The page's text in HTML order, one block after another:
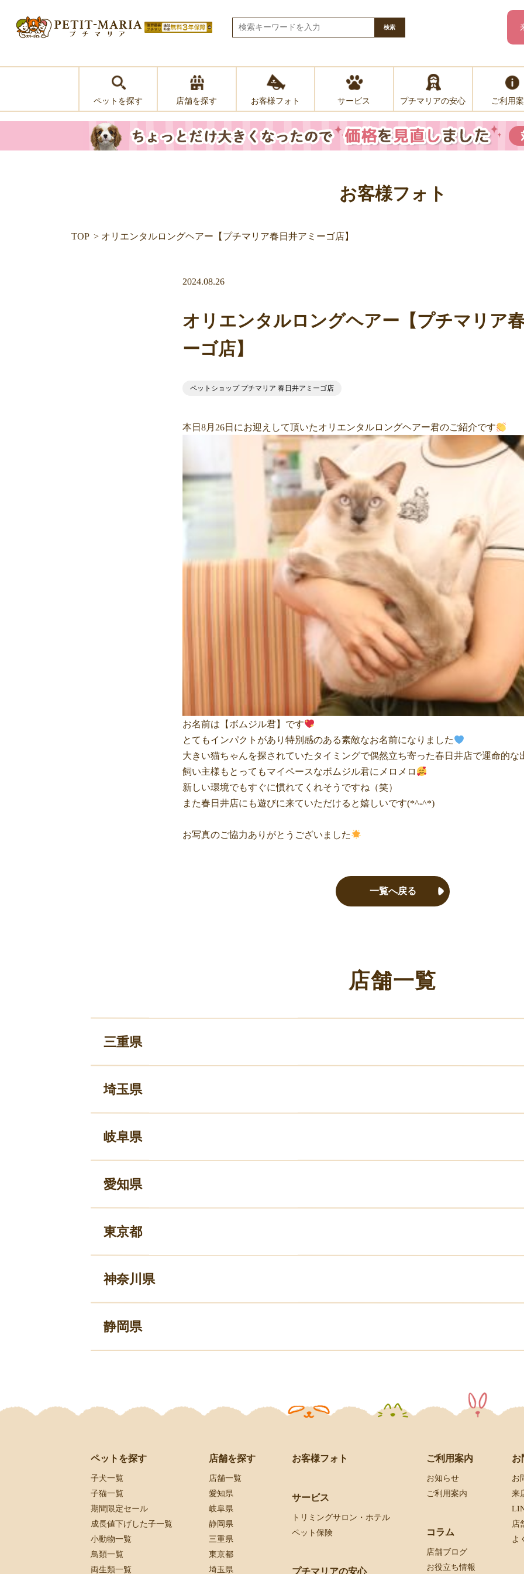
検索
ペットを探す 店舗を探す お客様フォト サービス プチマリアの安心 ご利用
お客様フォト
TOP オリエンタルロングヘアー【プチマリア春日井アミーゴ店】
2024.08.26
オリエンタルロングヘアー【プチマリア
ーゴ店】
ペットショップ プチマリア 春日井アミーゴ店
本日8月26日にお迎えして頂いたオリエンタルロングヘアー君のご紹介です
お名前は【ボムジル君】です
とてもインパクトがあり特別感のある素敵なお名前になりました
大きい猫ちゃんを探されていたタイミングで偶然立ち寄った春日井店で運命的な
飼い主様もとってもマイペースなボムジル君にメロメロ
新しい環境でもすぐに慣れてくれそうですね（笑）
また春日井店にも遊びに来ていただけると嬉しいです(*^-^*)
お写真のご協力ありがとうございました
一覧へ戻る
店舗一覧
三重県
埼玉県
岐阜県
愛知県
東京都
神奈川県
静岡県
ペットを探す
子犬一覧
子猫一覧
期間限定セール
成長値下げした子一覧
小動物一覧
鳥類一覧
両生類一覧
店舗を探す
店舗一覧
愛知県
岐阜県
静岡県
三重県
東京都
埼玉県
お客様フォト
サービス
トリミングサロン・ホテル
ペット保険
プチマリアの安心
ご利用案内
お知らせ
ご利用案内
コラム
店舗ブログ
お役立ち情報
お
お
来
店
よ